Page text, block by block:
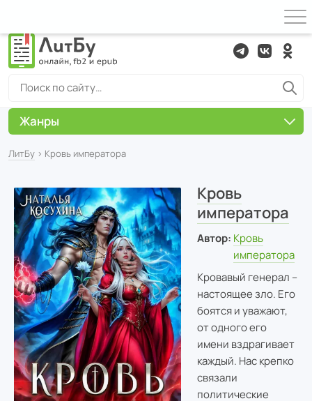
ЛитБу › Кровь императора
Кровь
императора
Автор: Кровь
императора
Кровавый генерал –
настоящее зло. Его
боятся и уважают,
от одного его
имени вздрагивает
каждый. Нас крепко
связали
политические
Жанры